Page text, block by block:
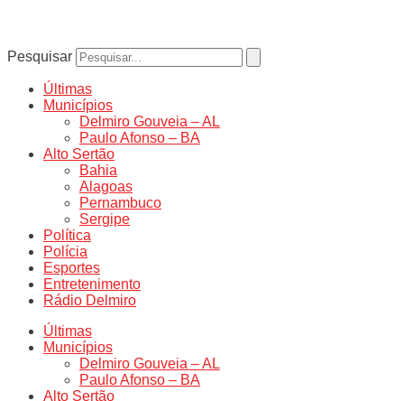
Pesquisar
Últimas
Municípios
Delmiro Gouveia – AL
Paulo Afonso – BA
Alto Sertão
Bahia
Alagoas
Pernambuco
Sergipe
Política
Polícia
Esportes
Entretenimento
Rádio Delmiro
Últimas
Municípios
Delmiro Gouveia – AL
Paulo Afonso – BA
Alto Sertão